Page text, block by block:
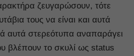
ζευγαρώσουν, τότε
τους να είναι και αυτά
αυτά στερεότυπα αναπαράγει
βλέπουν το σκυλί ως status